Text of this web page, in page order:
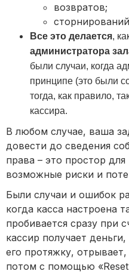
возвратов;
Все это делается,
администратора
были случаи, когда
принципе (это были
тогда, как правило,
кассира.
В любом случае, ваша
довести до сведения
права – это простор
возможные риски и
Были случаи и ошибок
когда касса настроена
пробивается сразу при
кассир получает
его протяжку,
потом с помощью